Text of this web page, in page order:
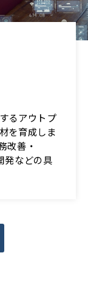
るアウトプ
を育成しま
改善・
などの具